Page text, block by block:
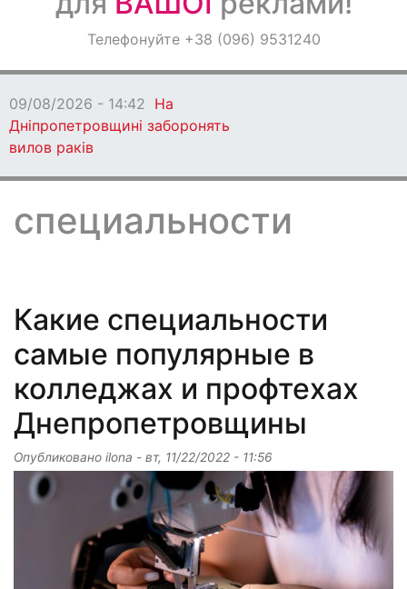
ОголошенняТелефонуйте +38 (096) 9531240
09/08/2026 - 13:06
Кам'янське втратило
специальности
Какие специальности
самые популярные в
колледжах и профтехах
Днепропетровщины
Опубликовано ilona - вт, 11/22/2022 - 11:56